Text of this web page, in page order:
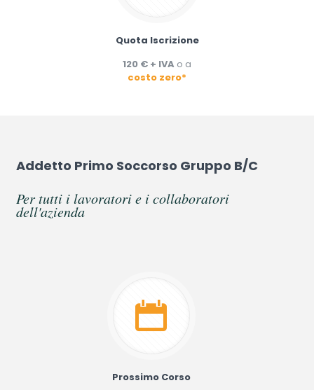
Quota Iscrizione
120 € + IVA o a
costo zero*
Addetto Primo Soccorso Gruppo B/C
Per tutti i lavoratori e i collaboratori
dell'azienda
Prossimo Corso